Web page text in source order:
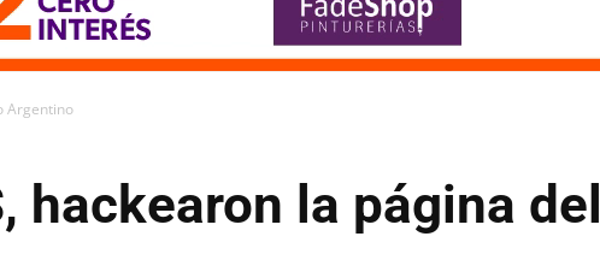
Argentino
hackearon la página del